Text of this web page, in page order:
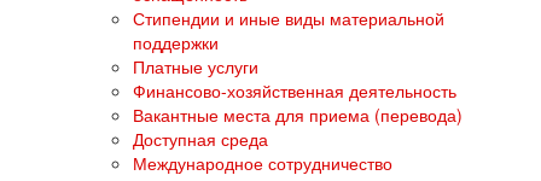
Стипендии и иные виды материальной
поддержки
Платные услуги
Финансово-хозяйственная деятельность
Вакантные места для приема (перевода)
Доступная среда
Международное сотрудничество